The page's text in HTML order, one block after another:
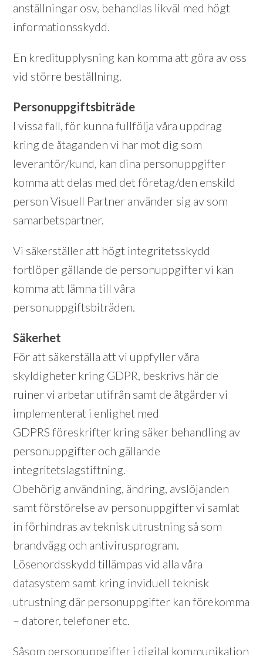
anställningar osv, behandlas likväl med högt
informationsskydd.
En kreditupplysning kan komma att göra av oss
vid större beställning.
Personuppgiftsbiträde
I vissa fall, för kunna fullfölja våra uppdrag
kring de åtaganden vi har mot dig som
leverantör/kund, kan dina personuppgifter
komma att delas med det företag/den enskild
person Visuell Partner använder sig av som
samarbetspartner.
Vi säkerställer att högt integritetsskydd
fortlöper gällande de personuppgifter vi kan
komma att lämna till våra
personuppgiftsbiträden.
Säkerhet
För att säkerställa att vi uppfyller våra
skyldigheter kring GDPR, beskrivs här de
ruiner vi arbetar utifrån samt de åtgärder vi
implementerat i enlighet med
GDPRS föreskrifter kring säker behandling av
personuppgifter och gällande
integritetslagstiftning.
Obehörig användning, ändring, avslöjanden
samt förstörelse av personuppgifter vi samlat
in förhindras av teknisk utrustning så som
brandvägg och antivirusprogram.
Lösenordsskydd tillämpas vid alla våra
datasystem samt kring inviduell teknisk
utrustning där personuppgifter kan förekomma
– datorer, telefoner etc.
Såsom personuppgifter i digital kommunikation